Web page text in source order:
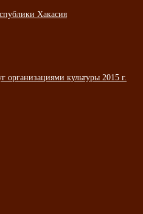
Хакасия
организациями культуры 2015 г.